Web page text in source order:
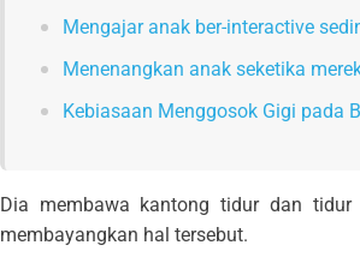
Mengajar anak ber-interactive
Menenangkan anak seketika
Kebiasaan Menggosok Gigi pada
Dia membawa kantong tidur dan
membayangkan hal tersebut.